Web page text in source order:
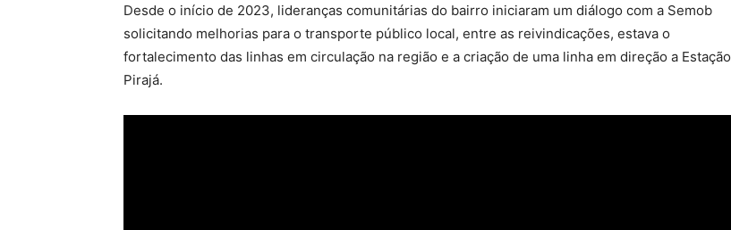
Desde o início de 2023, lideranças comunitárias do bairro iniciaram um diálogo com a Semob
solicitando melhorias para o transporte público local, entre as reivindicações, estava o
fortalecimento das linhas em circulação na região e a criação de uma linha em direção a Estação
Pirajá.